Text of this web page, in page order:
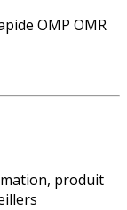
OMP OMR
produit